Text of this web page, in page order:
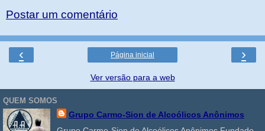
Postar um comentário
‹ ›
Página inicial
Ver versão para a web
QUEM SOMOS
Grupo Carmo-Sion de Alcoólicos Anônimos